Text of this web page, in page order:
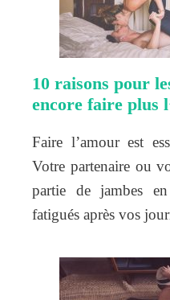
10 raisons pour
encore faire plus
Faire l’amour est
Votre partenaire ou
partie de jambes
fatigués après vos